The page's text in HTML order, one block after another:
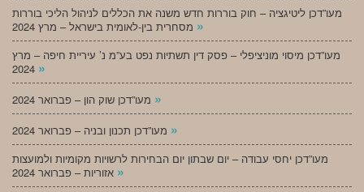
מעו”דכן ליטיגציה – חוק בוררות חדש משנה את הכללים לניהול הליכי בוררות
»
מעו”דכן מיסוי מוניציפלי – פסק דין תשתיות נפט בע”מ נ’ עיריית חיפה – מרץ
»
»
»
מעו”דכן יחסי עבודה – יום שבתון יום הבחירות לרשויות מקומיות ולמועצות
»